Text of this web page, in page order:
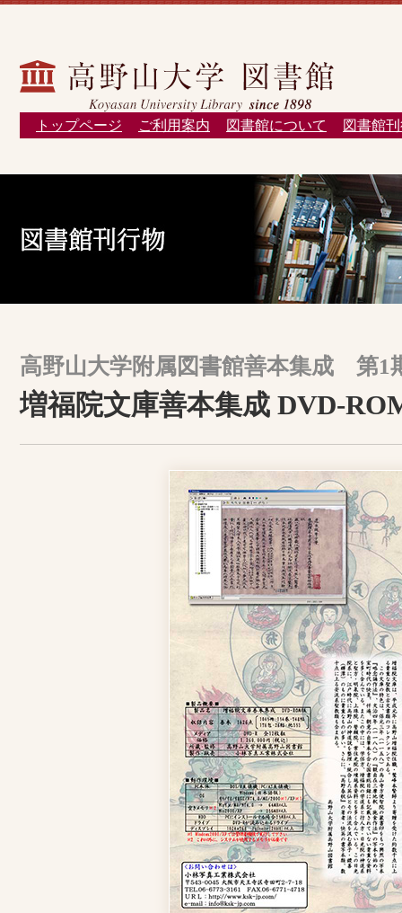
トップページ ご利用案内 図書館について 図書館
高野山大学附属図書館善本集成 第1
増福院文庫善本集成